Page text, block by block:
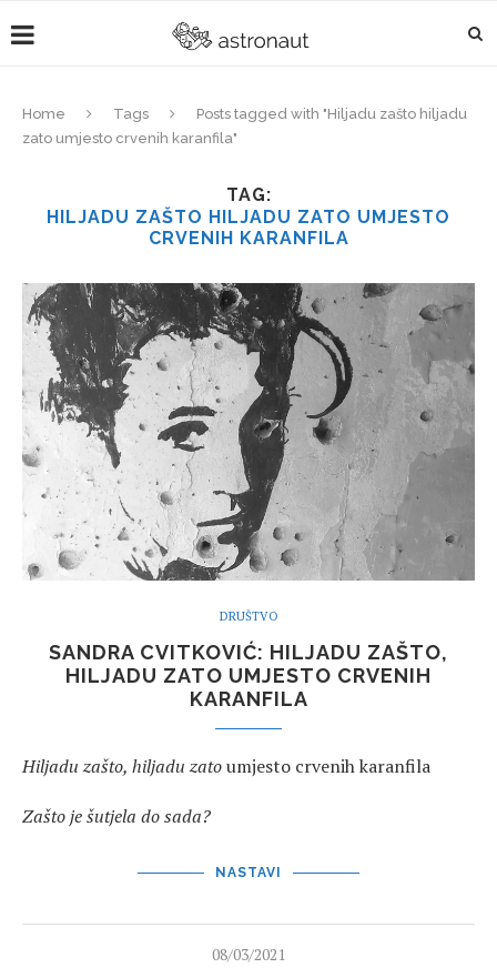
Home Tags
Posts tagged with "Hiljadu zašto hiljadu
zato umjesto crvenih karanfila"
TAG:
HILJADU ZAŠTO HILJADU ZATO UMJESTO
CRVENIH KARANFILA
DRUŠTVO
SANDRA CVITKOVIĆ: HILJADU ZAŠTO,
HILJADU ZATO UMJESTO CRVENIH
KARANFILA
Hiljadu zašto, hiljadu zatoumjesto crvenih karanfila
Zašto je šutjela do sada?
NASTAVI
08/03/2021